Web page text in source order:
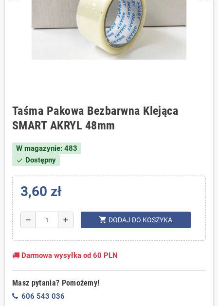
Taśma Pakowa Bezbarwna Klejąca
SMART AKRYL 48mm
W magazynie: 483
check Dostępny
3,60 zł
remove add shopping_cart DODAJ DO KOSZYKA
Darmowa wysyłka od 60 PLN
Masz pytania? Pomożemy!
606 543 036